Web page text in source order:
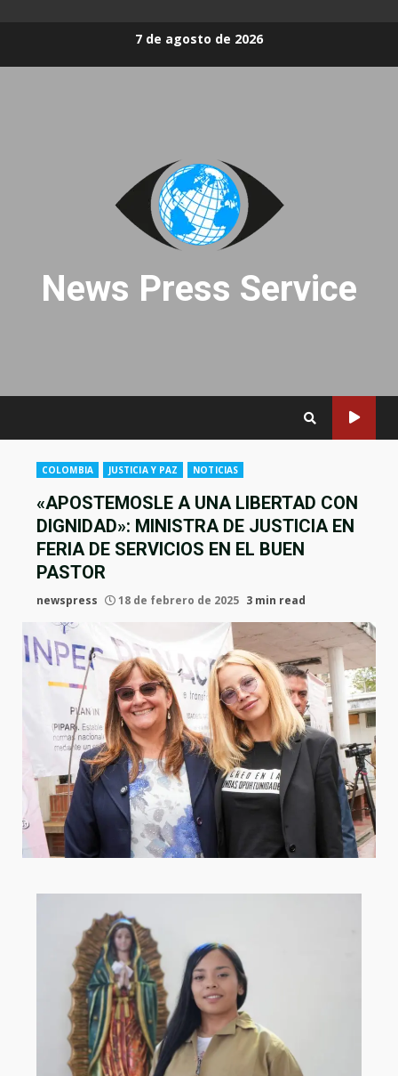
7 de agosto de 2026
News Press Service
COLOMBIA JUSTICIA Y PAZ NOTICIAS
«APOSTEMOSLE A UNA LIBERTAD CON
DIGNIDAD»: MINISTRA DE JUSTICIA EN
FERIA DE SERVICIOS EN EL BUEN
PASTOR
newspress 18 de febrero de 2025 3 min read